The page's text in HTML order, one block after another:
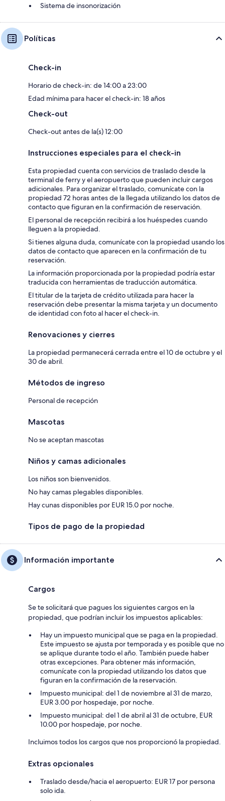
Sistema de insonorización
Políticas
Check-in
Horario de check-in: de 14:00 a 23:00
Edad mínima para hacer el check-in: 18 años
Check-out
Check-out antes de la(s) 12:00
Instrucciones especiales para el check-in
Esta propiedad cuenta con servicios de traslado desde la
terminal de ferry y el aeropuerto que pueden incluir cargos
adicionales. Para organizar el traslado, comunícate con la
propiedad 72 horas antes de la llegada utilizando los datos de
contacto que figuran en la confirmación de reservación.
El personal de recepción recibirá a los huéspedes cuando
lleguen a la propiedad.
Si tienes alguna duda, comunícate con la propiedad usando los
datos de contacto que aparecen en la confirmación de tu
reservación.
La información proporcionada por la propiedad podría estar
traducida con herramientas de traducción automática.
El titular de la tarjeta de crédito utilizada para hacer la
reservación debe presentar la misma tarjeta y un documento
de identidad con foto al hacer el check-in.
Renovaciones y cierres
La propiedad permanecerá cerrada entre el 10 de octubre y el
30 de abril.
Métodos de ingreso
Personal de recepción
Mascotas
No se aceptan mascotas
Niños y camas adicionales
Los niños son bienvenidos.
No hay camas plegables disponibles.
Hay cunas disponibles por EUR 15.0 por noche.
Tipos de pago de la propiedad
Información importante
Cargos
Se te solicitará que pagues los siguientes cargos en la
propiedad, que podrían incluir los impuestos aplicables:
Hay un impuesto municipal que se paga en la propiedad.
Este impuesto se ajusta por temporada y es posible que no
se aplique durante todo el año. También puede haber
otras excepciones. Para obtener más información,
comunícate con la propiedad utilizando los datos que
figuran en la confirmación de la reservación.
Impuesto municipal: del 1 de noviembre al 31 de marzo,
EUR 3.00 por hospedaje, por noche.
Impuesto municipal: del 1 de abril al 31 de octubre, EUR
10.00 por hospedaje, por noche.
Incluimos todos los cargos que nos proporcionó la propiedad.
Extras opcionales
Traslado desde/hacia el aeropuerto: EUR 17 por persona
solo ida.